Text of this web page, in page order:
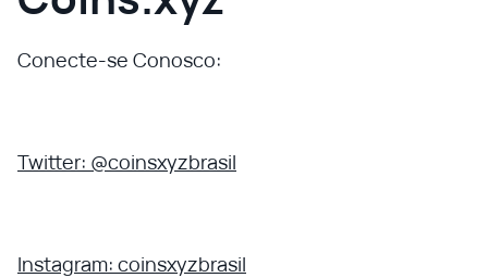
Conecte-se Conosco:
Twitter: @coinsxyzbrasil
Instagram: coinsxyzbrasil